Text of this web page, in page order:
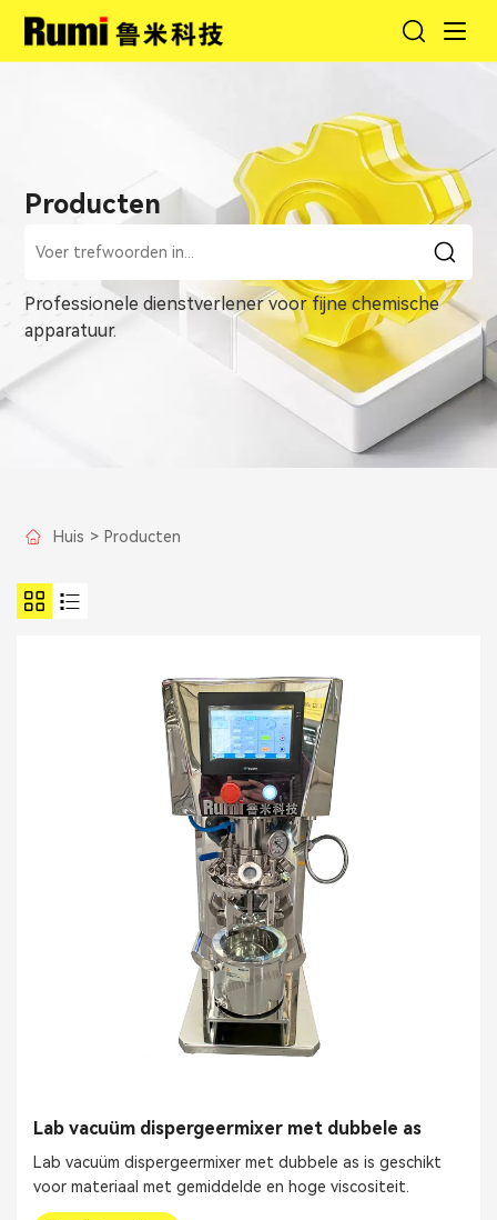
Producten
Professionele dienstverlener voor fijne chemische
apparatuur.
Huis > Producten
Lab vacuüm dispergeermixer met dubbele as
Lab vacuüm dispergeermixer met dubbele as is geschikt
voor materiaal met gemiddelde en hoge viscositeit.